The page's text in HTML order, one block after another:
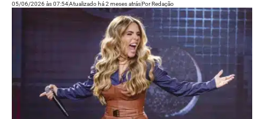
05/06/2026 às 07:54Atualizado há 2 meses atrásPorRedação